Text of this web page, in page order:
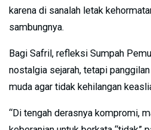
karena di sanalah letak
sambungnya.
Bagi Safril, refleksi Sumpah
nostalgia sejarah, tetapi
muda agar tidak kehilangan
“Di tengah derasnya kompromi,